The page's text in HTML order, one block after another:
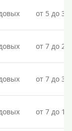
от 5 до
от 7 до
от 7 до
от 7 до